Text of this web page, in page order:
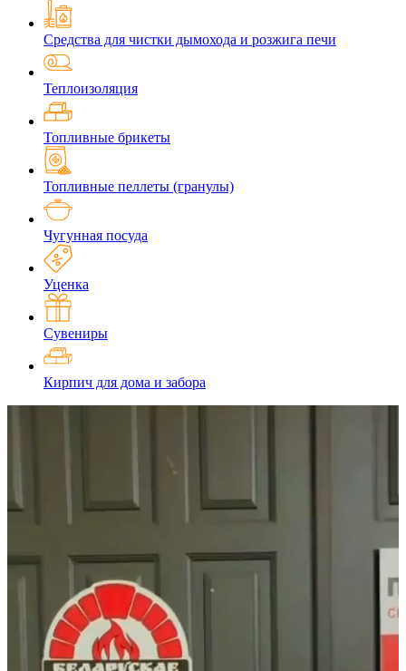
Средства для чистки дымохода и розжига печи
Теплоизоляция
Топливные брикеты
Топливные пеллеты (гранулы)
Чугунная посуда
Уценка
Сувениры
Кирпич для дома и забора